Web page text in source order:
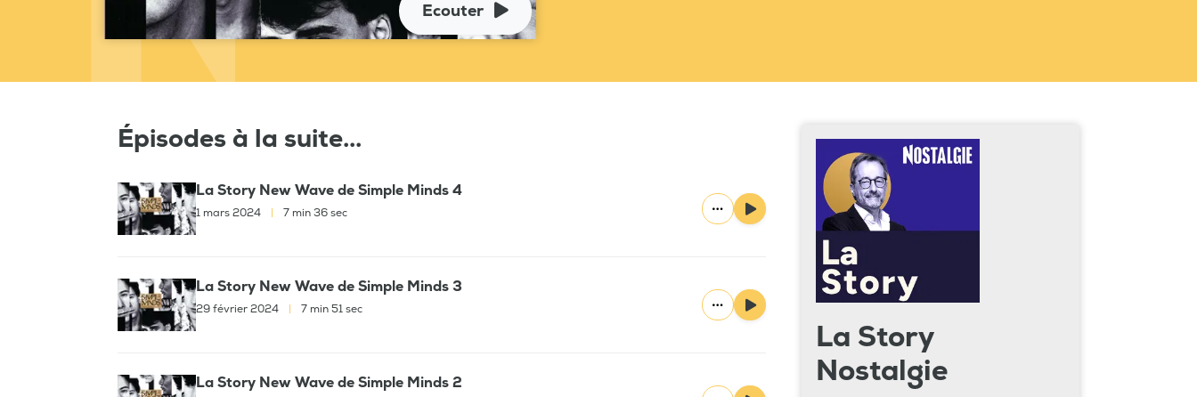
Ecouter
Épisodes à la suite...
La Story New Wave de Simple Minds 4
1 mars 2024 7 min 36 sec
La Story New Wave de Simple Minds 3
29 février 2024 7 min 51 sec
La Story New Wave de Simple Minds 2
La Story
Nostalgie